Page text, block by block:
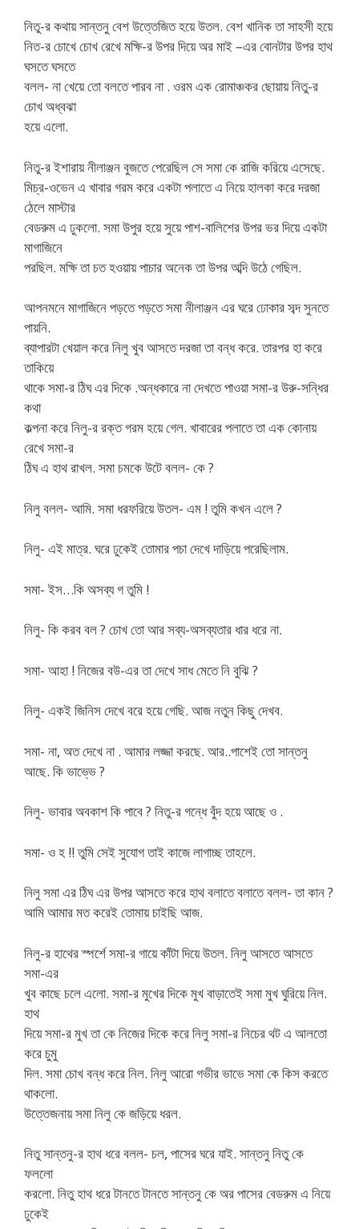
নিতু-র কথায় সান্তনু বেশ উত্তেজিত হয়ে উতল. বেশ খানিক তা সাহসী হয়ে
নিত-র চোখে চোখ রেখে মক্ষি-র উপর দিয়ে অর মাই –এর বোনটার উপর হাথ
ঘসতে ঘসতে
বলল- না খেয়ে তো বলতে পারব না . ওরম এক রোমাঞ্চকর ছোয়ায় নিতু-র
চোখ অধ্বঝা
হয়ে এলো.
নিতু-র ইশারায় নীলাঞ্জন বুজতে পেরেছিল সে সমা কে রাজি করিয়ে এসেছে.
মিচ্র-ওভেন এ খাবার গরম করে একটা পলাতে এ নিয়ে হালকা করে দরজা
ঠেলে মাস্টার
বেডরুম এ ঢুকলো. সমা উপুর হয়ে সুয়ে পাশ-বালিশের উপর ভর দিয়ে একটা
মাগাজিনে
পরছিল. মক্ষি তা চত হওয়ায় পাচার অনেক তা উপর অব্দি উঠে গেছিল.
আপনমনে মাগাজিনে পড়তে পড়তে সমা নীলাঞ্জন এর ঘরে ঢোকার সব্দ সুনতে
পায়নি.
ব্যাপারটা খেয়াল করে নিলু খুব আসতে দরজা তা বন্ধ করে. তারপর হা করে
তাকিয়ে
থাকে সমা-র ঠিঘ এর দিকে .অন্ধকারে না দেখতে পাওয়া সমা-র উরু-সন্ধির
কথা
কল্পনা করে নিলু-র রক্ত গরম হয়ে গেল. খাবারের পলাতে তা এক কোনায়
রেখে সমা-র
ঠিঘ এ হাথ রাখল. সমা চমকে উটে বলল- কে ?
নিলু বলল- আমি. সমা ধরফরিয়ে উতল- এম ! তুমি কখন এলে ?
নিলু- এই মাত্র. ঘরে ঢুকেই তোমার পচা দেখে দাড়িয়ে পরেছিলাম.
সমা- ইস…কি অসব্য গ তুমি !
নিলু- কি করব বল ? চোখ তো আর সব্য-অসব্যতার ধার ধরে না.
সমা- আহা ! নিজের বউ-এর তা দেখে সাধ মেতে নি বুঝি ?
নিলু- একই জিনিস দেখে বরে হয়ে গেছি. আজ নতুন কিছু দেখব.
সমা- না, অত দেখে না . আমার লজ্জা করছে. আর..পাশেই তো সান্তনু
আছে. কি ভাভ্ভে ?
নিলু- ভাবার অবকাশ কি পাবে ? নিতু-র গন্ধে বুঁদ হয়ে আছে ও .
সমা- ও হ !! তুমি সেই সুযোগ তাই কাজে লাগাচ্ছ তাহলে.
নিলু সমা এর ঠিঘ এর উপর আসতে করে হাথ বলাতে বলাতে বলল- তা কান ?
আমি আমার মত করেই তোমায় চাইছি আজ.
নিলু-র হাথের স্পর্শে সমা-র গায়ে কাঁটা দিয়ে উতল. নিলু আসতে আসতে
সমা-এর
খুব কাছে চলে এলো. সমা-র মুখের দিকে মুখ বাড়াতেই সমা মুখ ঘুরিয়ে নিল.
হাথ
দিয়ে সমা-র মুখ তা কে নিজের দিকে করে নিলু সমা-র নিচের থট এ আলতো
করে চুমু
দিল. সমা চোখ বন্ধ করে নিল. নিলু আরো গভীর ভাভে সমা কে কিস করতে
থাকলো.
উত্তেজনায় সমা নিলু কে জড়িয়ে ধরল.
নিতু সান্তনু-র হাথ ধরে বলল- চল, পাসের ঘরে যাই. সান্তনু নিতু কে
ফললো
করলো. নিতু হাথ ধরে টানতে টানতে সান্তনু কে অর পাসের বেডরুম এ নিয়ে
ঢুকেই